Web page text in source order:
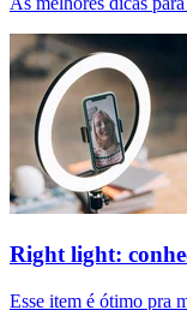
Right light:
Esse item é ótimo pra